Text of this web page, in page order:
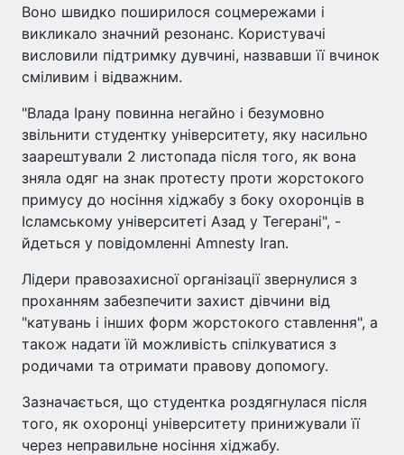
Воно швидко поширилося соцмережами і
викликало значний резонанс. Користувачі
висловили підтримку дувчині, назвавши її вчинок
сміливим і відважним.
"Влада Ірану повинна негайно і безумовно
звільнити студентку університету, яку насильно
заарештували 2 листопада після того, як вона
зняла одяг на знак протесту проти жорстокого
примусу до носіння хіджабу з боку охоронців в
Ісламському університеті Азад у Тегерані", -
йдеться у повідомленні Amnesty Iran.
Лідери правозахисної організації звернулися з
проханням забезпечити захист дівчини від
"катувань і інших форм жорстокого ставлення", а
також надати їй можливість спілкуватися з
родичами та отримати правову допомогу.
Зазначається, що студентка роздягнулася після
того, як охоронці університету принижували її
через неправильне носіння хіджабу.